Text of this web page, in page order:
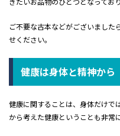
ご不要な古本などがございました
せください。
健康は身体と精神から
健康に関することは、身体だけで
から考えた健康ということも非常